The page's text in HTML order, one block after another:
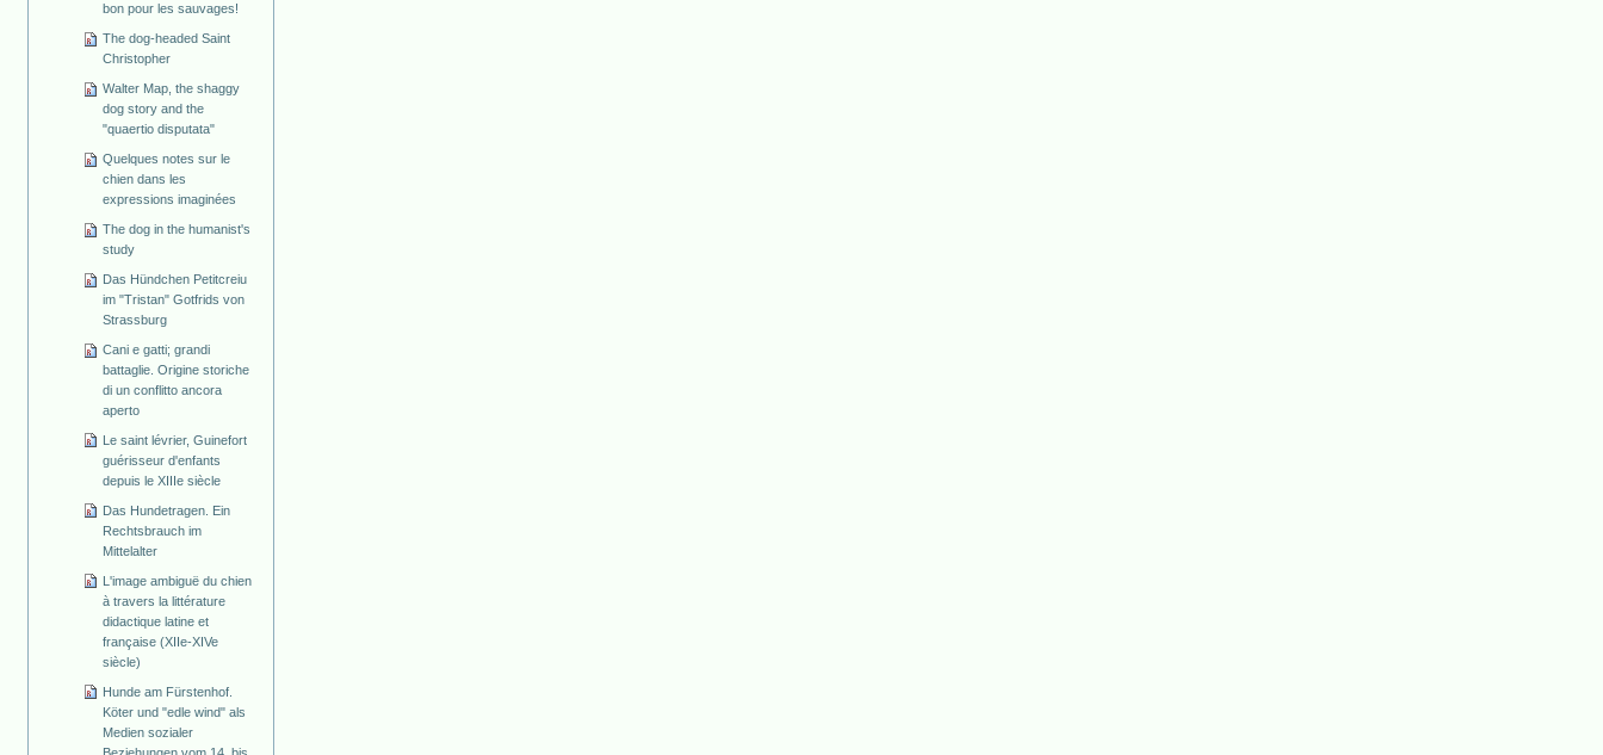
bon pour les sauvages!
The dog-headed Saint
Christopher
Walter Map, the shaggy
dog story and the
"quaertio disputata"
Quelques notes sur le
chien dans les
expressions imaginées
The dog in the humanist's
study
Das Hündchen Petitcreiu
im "Tristan" Gotfrids von
Strassburg
Cani e gatti; grandi
battaglie. Origine storiche
di un conflitto ancora
aperto
Le saint lévrier, Guinefort
guérisseur d'enfants
depuis le XIIIe siècle
Das Hundetragen. Ein
Rechtsbrauch im
Mittelalter
L'image ambiguë du chien
à travers la littérature
didactique latine et
française (XIIe-XIVe
siècle)
Hunde am Fürstenhof.
Köter und "edle wind" als
Medien sozialer
Beziehungen vom 14. bis